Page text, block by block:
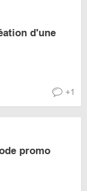
d'une
+1
promo